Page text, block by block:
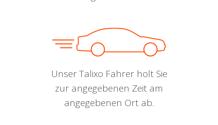
Unser Talixo Fahrer holt Sie
zur angegebenen Zeit am
angegebenen Ort ab.